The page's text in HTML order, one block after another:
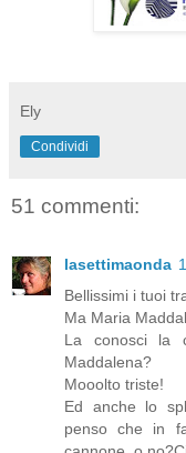
Ely
Condividi
51 commenti:
lasettimaonda
Bellissimi i tuoi
Ma Maria
La conosci la
Maddalena?
Mooolto triste!
Ed anche lo
penso che in